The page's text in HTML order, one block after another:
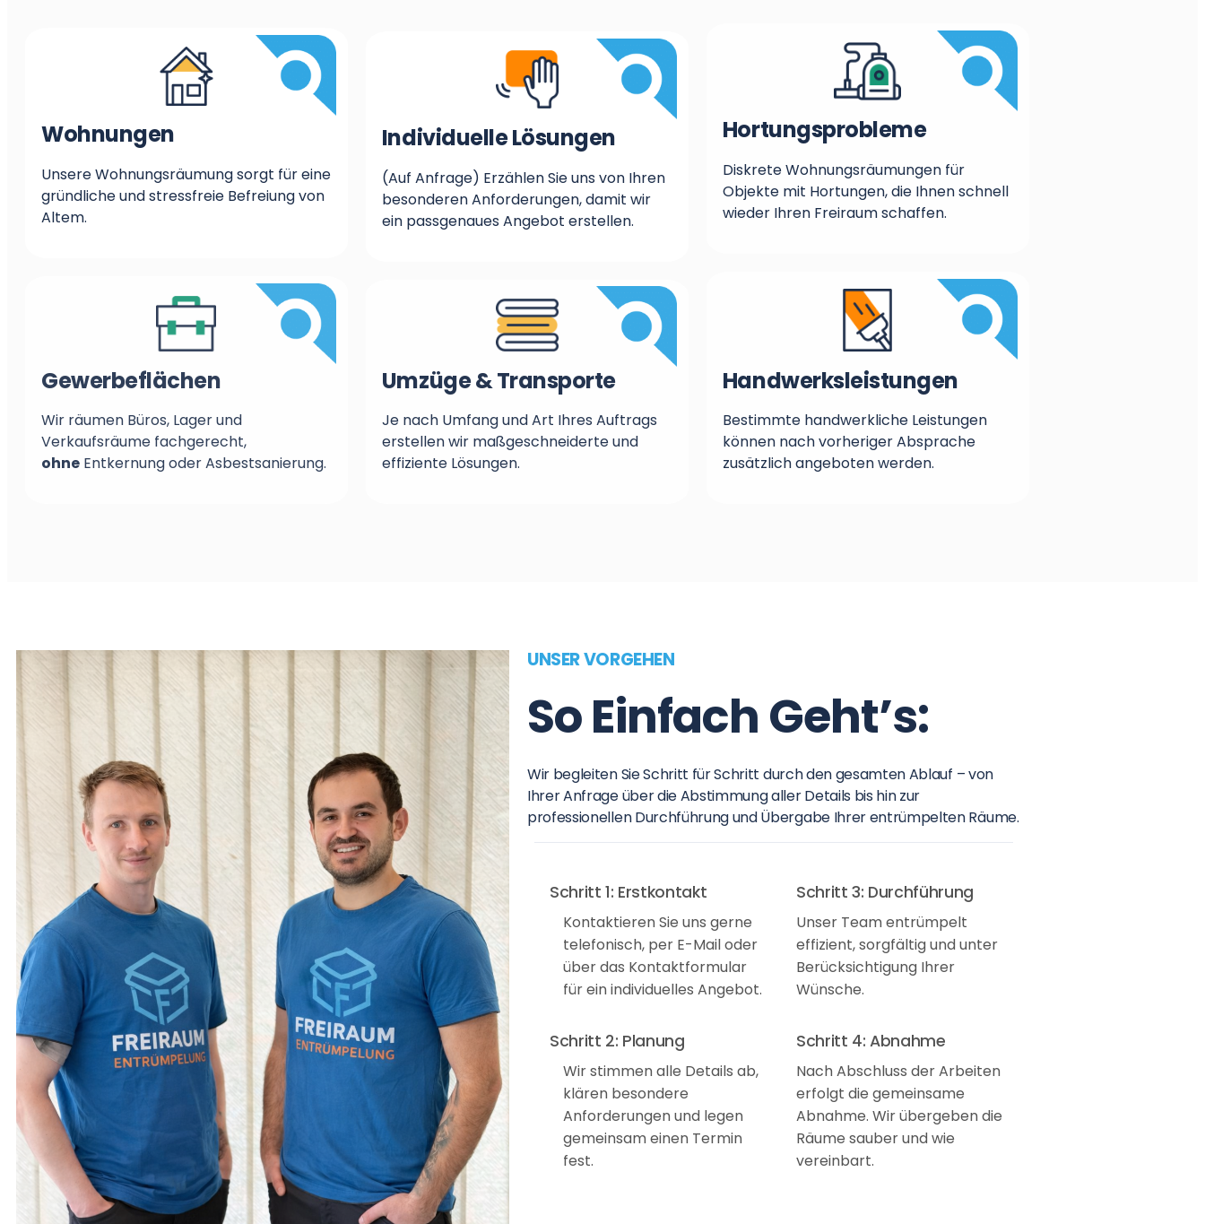
Wohnungen
Unsere Wohnungsräumung sorgt für eine
gründliche und stressfreie Befreiung von
Altem.
Gewerbeflächen
Wir räumen Büros, Lager und
Verkaufsräume fachgerecht,
ohneEntkernung oder Asbestsanierung.
Individuelle Lösungen
(Auf Anfrage) Erzählen Sie uns von Ihren
besonderen Anforderungen, damit wir
ein passgenaues Angebot erstellen.
Umzüge & Transporte
Je nach Umfang und Art Ihres Auftrags
erstellen wir maßgeschneiderte und
effiziente Lösungen.
Hortungsprobleme
Diskrete Wohnungsräumungen für
Objekte mit Hortungen, die Ihnen schnell
wieder Ihren Freiraum schaffen.
Handwerksleistungen
Bestimmte handwerkliche Leistungen
können nach vorheriger Absprache
zusätzlich angeboten werden.
UNSER VORGEHEN
So Einfach Geht’s:
Wir begleiten Sie Schritt für Schritt durch den gesamten Ablauf – von
Ihrer Anfrage über die Abstimmung aller Details bis hin zur
professionellen Durchführung und Übergabe Ihrer entrümpelten Räume.
Schritt 1: Erstkontakt
Kontaktieren Sie uns gerne
telefonisch, per E-Mail oder
über das Kontaktformular
für ein individuelles Angebot.
Schritt 2: Planung
Wir stimmen alle Details ab,
klären besondere
Anforderungen und legen
gemeinsam einen Termin
fest.
Schritt 3: Durchführung
Unser Team entrümpelt
effizient, sorgfältig und unter
Berücksichtigung Ihrer
Wünsche.
Schritt 4: Abnahme
Nach Abschluss der Arbeiten
erfolgt die gemeinsame
Abnahme. Wir übergeben die
Räume sauber und wie
vereinbart.